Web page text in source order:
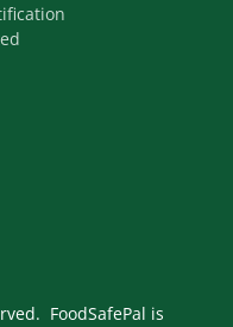
FoodSafePal is